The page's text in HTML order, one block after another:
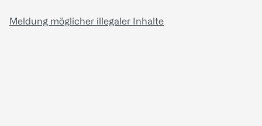
Meldung möglicher illegaler Inhalte